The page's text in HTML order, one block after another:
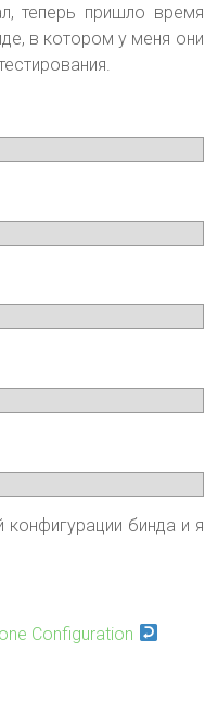
теперь пришло время
в котором у меня они
бинда и я
Configuration